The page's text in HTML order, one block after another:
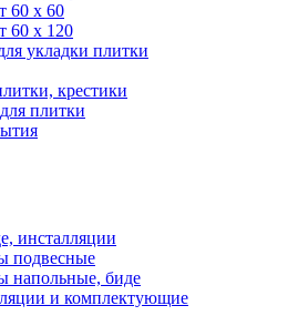
60 х 60
60 х 120
укладки плитки
крестики
плитки
инсталляции
подвесные
напольные, биде
и комплектующие